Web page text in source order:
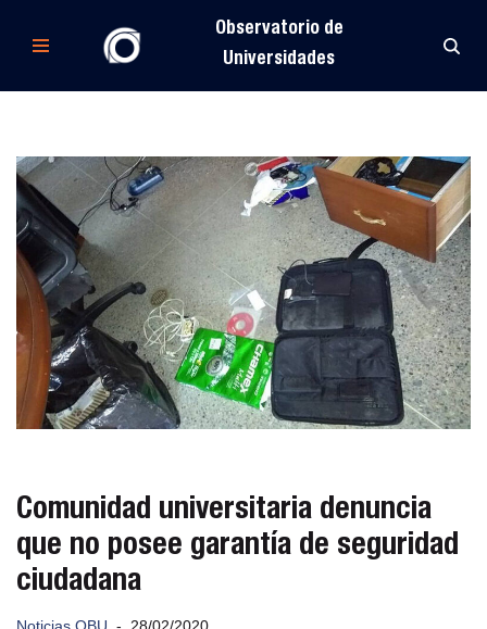
Observatorio de
Universidades
Comunidad universitaria denuncia
que no posee garantía de seguridad
ciudadana